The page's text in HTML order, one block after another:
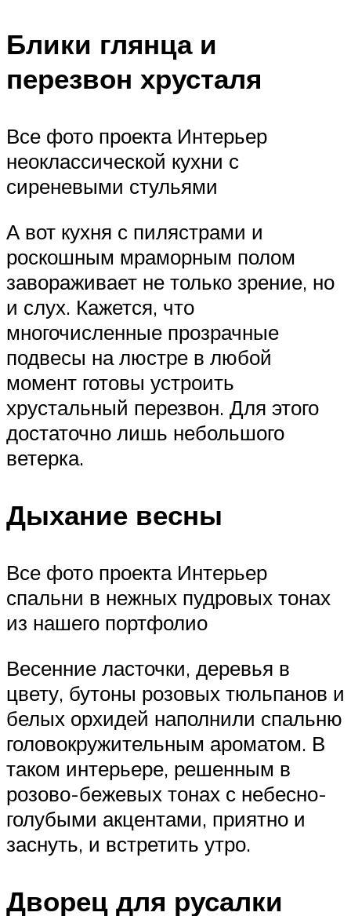
Блики глянца и
перезвон хрусталя
Все фото проекта Интерьер
неоклассической кухни с
сиреневыми стульями
А вот кухня с пилястрами и
роскошным мраморным полом
завораживает не только зрение, но
и слух. Кажется, что
многочисленные прозрачные
подвесы на люстре в любой
момент готовы устроить
хрустальный перезвон. Для этого
достаточно лишь небольшого
ветерка.
Дыхание весны
Все фото проекта Интерьер
спальни в нежных пудровых тонах
из нашего портфолио
Весенние ласточки, деревья в
цвету, бутоны розовых тюльпанов и
белых орхидей наполнили спальню
головокружительным ароматом. В
таком интерьере, решенным в
розово-бежевых тонах с небесно-
голубыми акцентами, приятно и
заснуть, и встретить утро.
Дворец для русалки